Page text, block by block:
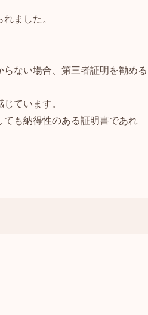
ました。
ない場合、第三者証明を勧める
ています。
ても納得性のある証明書であれ